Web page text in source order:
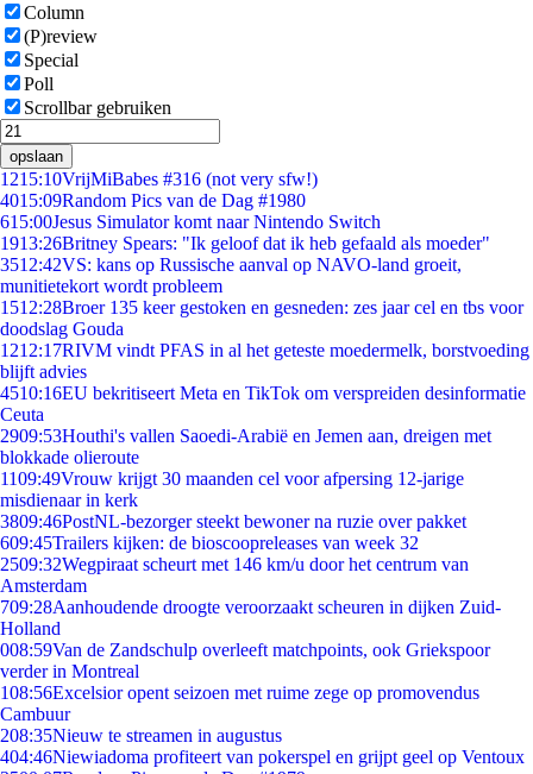
Column
(P)review
Special
Poll
Scrollbar gebruiken
opslaan
1215:10VrijMiBabes #316 (not very sfw!)
4015:09Random Pics van de Dag #1980
615:00Jesus Simulator komt naar Nintendo Switch
1913:26Britney Spears: "Ik geloof dat ik heb gefaald als moeder"
3512:42VS: kans op Russische aanval op NAVO-land groeit,
munitietekort wordt probleem
1512:28Broer 135 keer gestoken en gesneden: zes jaar cel en tbs voor
doodslag Gouda
1212:17RIVM vindt PFAS in al het geteste moedermelk, borstvoeding
blijft advies
4510:16EU bekritiseert Meta en TikTok om verspreiden desinformatie
Ceuta
2909:53Houthi's vallen Saoedi-Arabië en Jemen aan, dreigen met
blokkade olieroute
1109:49Vrouw krijgt 30 maanden cel voor afpersing 12-jarige
misdienaar in kerk
3809:46PostNL-bezorger steekt bewoner na ruzie over pakket
609:45Trailers kijken: de bioscoopreleases van week 32
2509:32Wegpiraat scheurt met 146 km/u door het centrum van
Amsterdam
709:28Aanhoudende droogte veroorzaakt scheuren in dijken Zuid-
Holland
008:59Van de Zandschulp overleeft matchpoints, ook Griekspoor
verder in Montreal
108:56Excelsior opent seizoen met ruime zege op promovendus
Cambuur
208:35Nieuw te streamen in augustus
404:46Niewiadoma profiteert van pokerspel en grijpt geel op Ventoux